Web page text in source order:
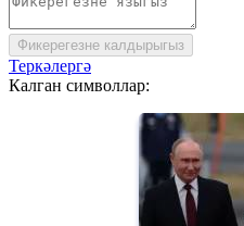
Фикерегезне калдырыгыз
Теркәлергә
Калган символлар: